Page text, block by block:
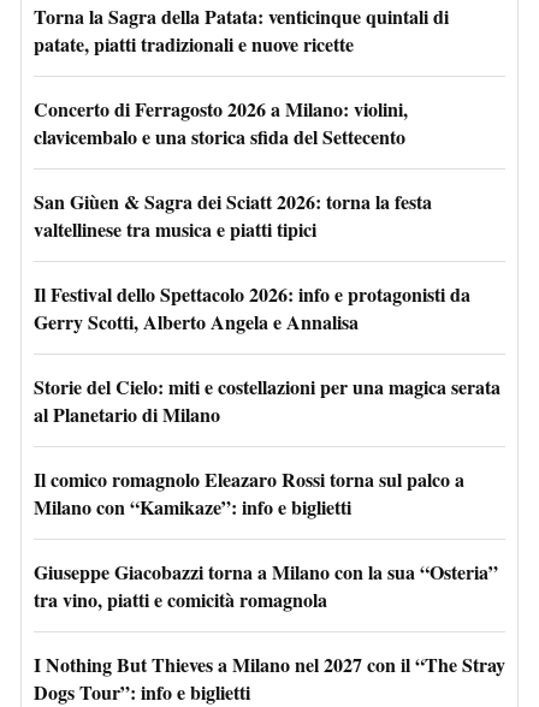
Torna la Sagra della Patata: venticinque quintali di
patate, piatti tradizionali e nuove ricette
Concerto di Ferragosto 2026 a Milano: violini,
clavicembalo e una storica sfida del Settecento
San Giùen & Sagra dei Sciatt 2026: torna la festa
valtellinese tra musica e piatti tipici
Il Festival dello Spettacolo 2026: info e protagonisti da
Gerry Scotti, Alberto Angela e Annalisa
Storie del Cielo: miti e costellazioni per una magica serata
al Planetario di Milano
Il comico romagnolo Eleazaro Rossi torna sul palco a
Milano con “Kamikaze”: info e biglietti
Giuseppe Giacobazzi torna a Milano con la sua “Osteria”
tra vino, piatti e comicità romagnola
I Nothing But Thieves a Milano nel 2027 con il “The Stray
Dogs Tour”: info e biglietti